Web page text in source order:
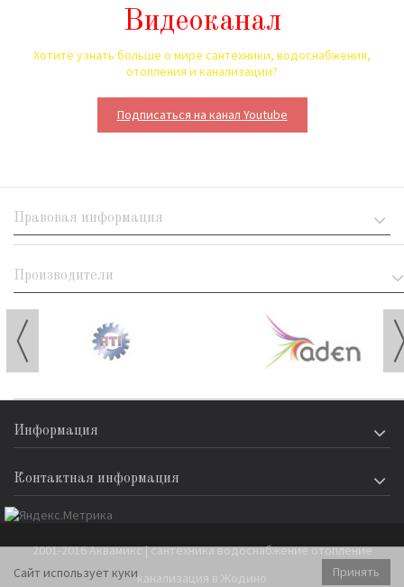
Видеоканал
Хотите узнать больше о мире сантехники, водоснабжения,
отопления и канализации?
Подписаться на канал Youtube
Правовая информация
Производители
Информация
Контактная информация
2001-2016 Аквамикс | сантехника водоснабжение отопление
канализация в Жодино
Принять
Сайт использует куки